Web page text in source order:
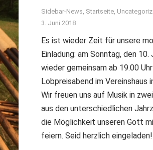
Sidebar-News, Startseite,
3. Juni 2018
Es ist wieder Zeit für unsere
Einladung: am Sonntag, den
wieder gemeinsam ab 19.00
Lobpreisabend im Vereinshaus
Wir freuen uns auf Musik in
aus den unterschiedlichen
die Möglichkeit unseren Gott
feiern. Seid herzlich eingeladen!